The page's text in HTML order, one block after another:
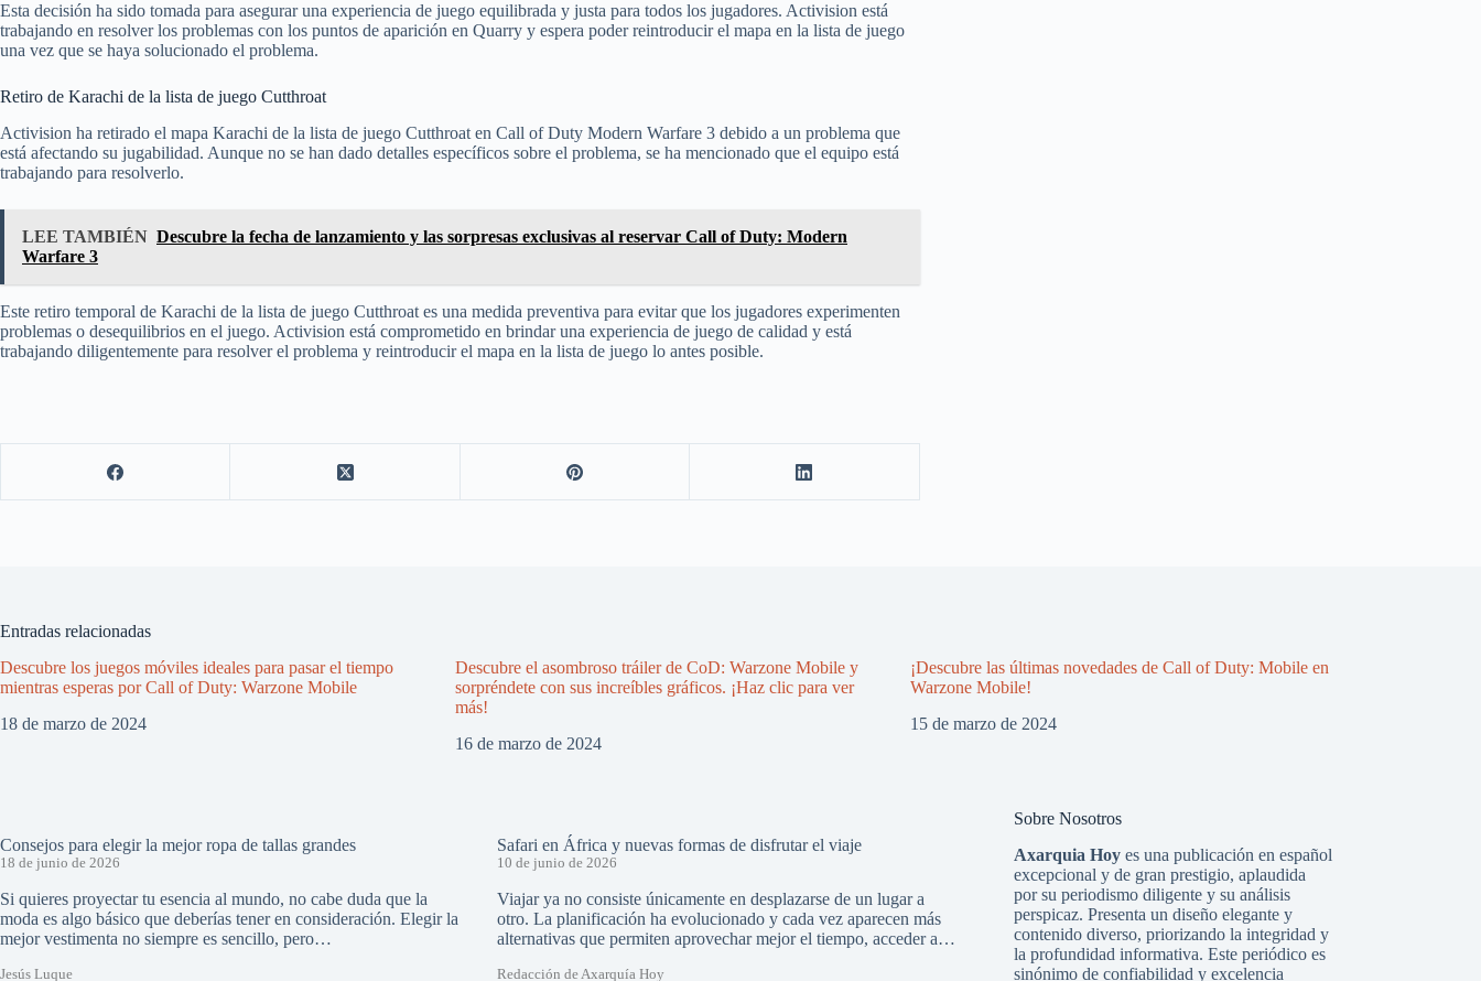
Esta decisión ha sido tomada para asegurar una experiencia de juego equilibrada y justa para todos los jugadores. Activision está
trabajando en resolver los problemas con los puntos de aparición en Quarry y espera poder reintroducir el mapa en la lista de juego
una vez que se haya solucionado el problema.
Retiro de Karachi de la lista de juego Cutthroat
Activision ha retirado el mapa Karachi de la lista de juego Cutthroat en Call of Duty Modern Warfare 3 debido a un problema que
está afectando su jugabilidad. Aunque no se han dado detalles específicos sobre el problema, se ha mencionado que el equipo está
trabajando para resolverlo.
LEE TAMBIÉN Descubre la fecha de lanzamiento y las sorpresas exclusivas al reservar Call of Duty: Modern
Warfare 3
Este retiro temporal de Karachi de la lista de juego Cutthroat es una medida preventiva para evitar que los jugadores experimenten
problemas o desequilibrios en el juego. Activision está comprometido en brindar una experiencia de juego de calidad y está
trabajando diligentemente para resolver el problema y reintroducir el mapa en la lista de juego lo antes posible.
Entradas relacionadas
Descubre los juegos móviles ideales para pasar el tiempo
mientras esperas por Call of Duty: Warzone Mobile
18 de marzo de 2024
Descubre el asombroso tráiler de CoD: Warzone Mobile y
sorpréndete con sus increíbles gráficos. ¡Haz clic para ver
más!
16 de marzo de 2024
¡Descubre las últimas novedades de Call of Duty: Mobile en
Warzone Mobile!
15 de marzo de 2024
Consejos para elegir la mejor ropa de tallas grandes
18 de junio de 2026
Si quieres proyectar tu esencia al mundo, no cabe duda que la
moda es algo básico que deberías tener en consideración. Elegir la
mejor vestimenta no siempre es sencillo, pero…
Jesús Luque
Safari en África y nuevas formas de disfrutar el viaje
10 de junio de 2026
Viajar ya no consiste únicamente en desplazarse de un lugar a
otro. La planificación ha evolucionado y cada vez aparecen más
alternativas que permiten aprovechar mejor el tiempo, acceder a…
Redacción de Axarquía Hoy
Sobre Nosotros
Axarquia Hoyes una publicación en español
excepcional y de gran prestigio, aplaudida
por su periodismo diligente y su análisis
perspicaz. Presenta un diseño elegante y
contenido diverso, priorizando la integridad y
la profundidad informativa. Este periódico es
sinónimo de confiabilidad y excelencia